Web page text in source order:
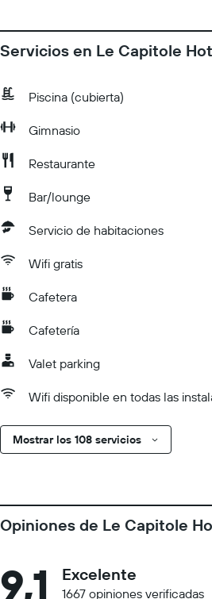
Servicios en Le Capitole
Piscina (cubierta)
Gimnasio
Restaurante
Bar/lounge
Servicio de habitaciones
Wifi gratis
Cafetera
Cafetería
Valet parking
Wifi disponible en todas las
Mostrar los 108 servicios
Opiniones de Le Capitole
9,1 Excelente
1667 opiniones verificadas